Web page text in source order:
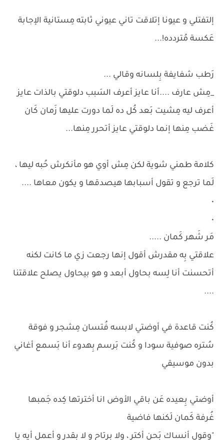
إلتفتلي و عيونا إتلاقت تاني عيوني ثابته مِستانية الإجابة
عَكسة مُتردده!...
رَطب شفايفة بِلسانه وقالي ...
_مِش عارف ....أنا عايز أعرف السَبب دلوقتي بالذات عايز
أعرف ليه مِشيت بَعد كُل ده لَما دورت عليها زَمان كَان
غَضب مِنها إنما دلوقتي عايز أتحرر مِنها...
كلامة طمني شوية لكن مِش أوي هو مأنكرش حُبه ليها ،
لَما ترجع و تقول أسبابها هيصدقها و يكون معاها ....
٠
٠
مَر شَهر كَمان .....
علاقتي بِه مقدرش أقول إنها رجعت زي ما كانت لكنه
أتحسنت أنا لِسه بحاول أبعد و هو بيحاول يصلح علاقتنا
....
كُنت قاعدة في أوضتي لابسه فُتسان مِشجر و فوقة
سُتره صوفية سودا و كُنت بَرسم بِهدوء أنا بَسمع أغاني
بدون موسيقي
أوضتي بِعيده عَن باقي الأوض انا أخترتها كِده جَمبها
غُرفة كَمان لَكنها فاضية
"وقول أنساك بَحن أكتر ، ولا برتاح و لا بقدر و أعمل أيه يا